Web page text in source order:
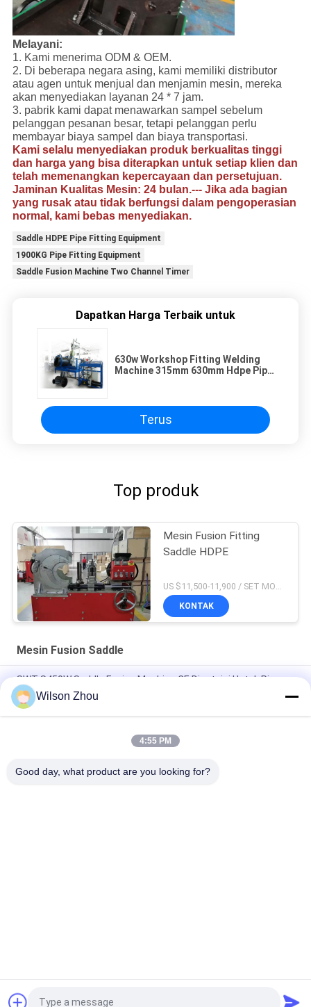
Melayani:
1. Kami menerima ODM & OEM.
2. Di beberapa negara asing, kami memiliki distributor
atau agen untuk menjual dan menjamin mesin, mereka
akan menyediakan layanan 24 * 7 jam.
3. pabrik kami dapat menawarkan sampel sebelum
pelanggan pesanan besar, tetapi pelanggan perlu
membayar biaya sampel dan biaya transportasi.
Kami selalu menyediakan produk berkualitas tinggi
dan harga yang bisa diterapkan untuk setiap klien dan
telah memenangkan kepercayaan dan persetujuan.
Jaminan Kualitas Mesin: 24 bulan.--- Jika ada bagian
yang rusak atau tidak berfungsi dalam pengoperasian
normal , kami bebas menyediakan.
Saddle HDPE Pipe Fitting Equipment
1900KG Pipe Fitting Equipment
Saddle Fusion Machine Two Channel Timer
Dapatkan Harga Terbaik untuk
630w Workshop Fitting Welding
Machine 315mm 630mm Hdpe Pipe
Terus
Top produk
Mesin Fusion Fitting
Saddle HDPE
US $11,500-11,900 / SET MOQ:1
KONTAK
Mesin Fusion Saddle
SWT-S450W Saddle Fusion Machine CE Disetujui Untuk Pipa
HDPE
450w Butt Welding 800mm Saddle Fusion Machine
630w Workshop Fitting Welding Machine 315mm 630mm Hdpe
Wilson Zhou
4:55 PM
Good day, what product are you looking for?